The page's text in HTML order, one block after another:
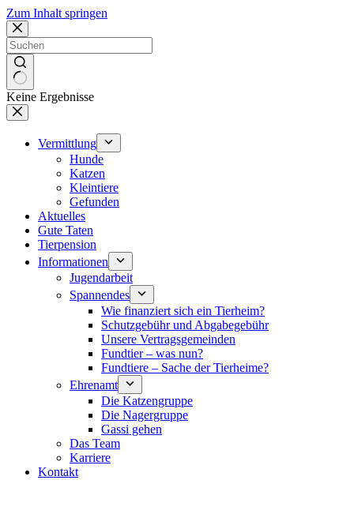
Zum Inhalt springen
Keine Ergebnisse
Vermittlung
Hunde
Katzen
Kleintiere
Gefunden
Aktuelles
Gute Taten
Tierpension
Informationen
Jugendarbeit
Spannendes
Wie finanziert sich ein Tierheim?
Schutzgebühr und Abgabegebühr
Unsere Vertragsgemeinden
Fundtier – was nun?
Fundtiere – Sache der Tierheime?
Ehrenamt
Die Katzengruppe
Die Nagergruppe
Gassi gehen
Das Team
Karriere
Kontakt